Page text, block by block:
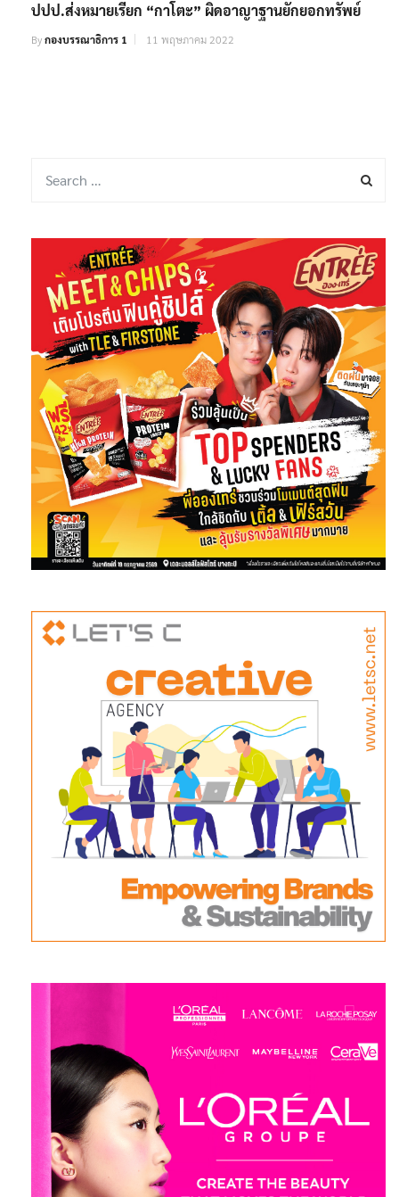
ปปป.ส่งหมายเรียก “กาโตะ” ผิดอาญาฐานยักยอกทรัพย์
Byกองบรรณาธิการ 1 11 พฤษภาคม 2022